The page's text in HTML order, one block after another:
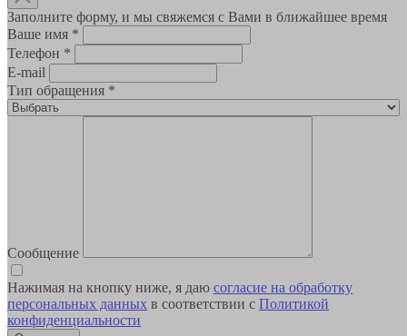
Заполните форму, и мы свяжемся с Вами в ближайшее время
Ваше имя *
Телефон *
E-mail
Тип обращения *
Сообщение
Нажимая на кнопку ниже, я даю согласие на обработку
персональных данных в соответствии с Политикой
конфиденциальности